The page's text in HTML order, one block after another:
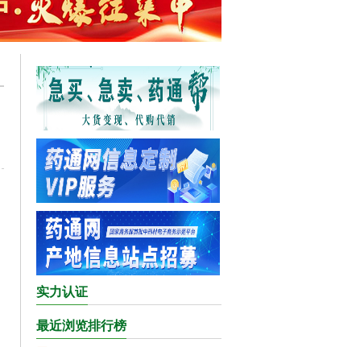
实力认证
最近浏览排行榜